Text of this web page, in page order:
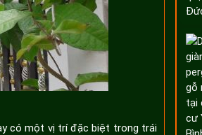
có một vị trí đặc biệt trong trái